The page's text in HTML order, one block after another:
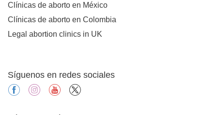
Clínicas de aborto en México
Clínicas de aborto en Colombia
Legal abortion clinics in UK
Síguenos en redes sociales
facebookinstagramyoutube